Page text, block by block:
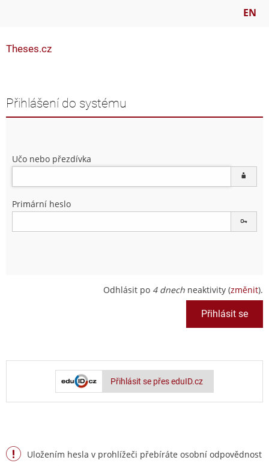
EN
Theses.cz
Přihlášení do systému
Učo nebo přezdívka
Primární heslo
Odhlásit po 4 dnech neaktivity (změnit).
Přihlásit se přes eduID.cz
Uložením hesla v prohlížeči přebíráte osobní odpovědnost